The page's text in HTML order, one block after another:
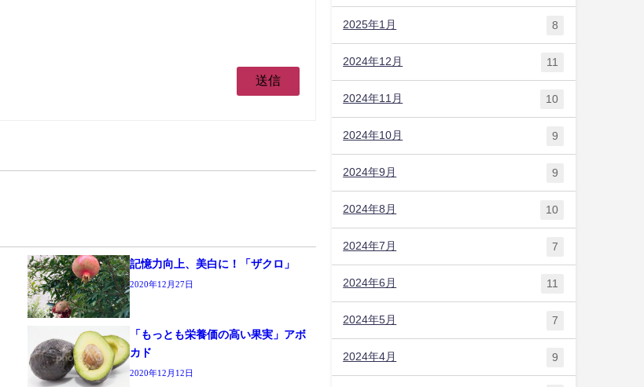
記憶力向上、美白に！「ザクロ」
2020年12月27日
「もっとも栄養価の高い果実」アボ
カド
2020年12月12日
2025年1月 8
2024年12月 11
2024年11月 10
2024年10月 9
2024年9月 9
2024年8月 10
2024年7月 7
2024年6月 11
2024年5月 7
2024年4月 9